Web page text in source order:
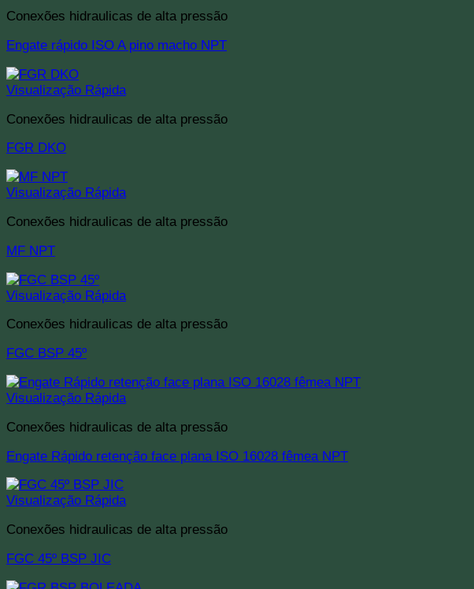
Conexões hidraulicas de alta pressão
Engate rápido ISO A pino macho NPT
Visualização Rápida
Conexões hidraulicas de alta pressão
FGR DKO
Visualização Rápida
Conexões hidraulicas de alta pressão
MF NPT
Visualização Rápida
Conexões hidraulicas de alta pressão
FGC BSP 45º
Visualização Rápida
Conexões hidraulicas de alta pressão
Engate Rápido retenção face plana ISO 16028 fêmea NPT
Visualização Rápida
Conexões hidraulicas de alta pressão
FGC 45º BSP JIC